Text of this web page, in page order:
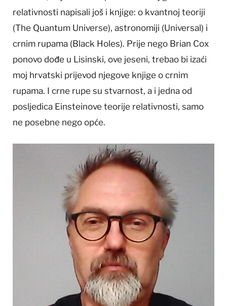
relativnosti napisali još i knjige: o kvantnoj teoriji
(The Quantum Universe), astronomiji (Universal) i
crnim rupama (Black Holes). Prije nego Brian Cox
ponovo dođe u Lisinski, ove jeseni, trebao bi izaći
moj hrvatski prijevod njegove knjige o crnim
rupama. I crne rupe su stvarnost, a i jedna od
posljedica Einsteinove teorije relativnosti, samo
ne posebne nego opće.